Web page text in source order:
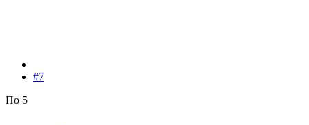
#7
По 5